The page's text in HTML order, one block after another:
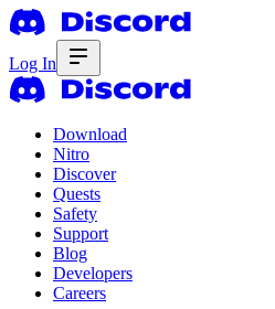
Log In
Download
Nitro
Discover
Quests
Safety
Support
Blog
Developers
Careers